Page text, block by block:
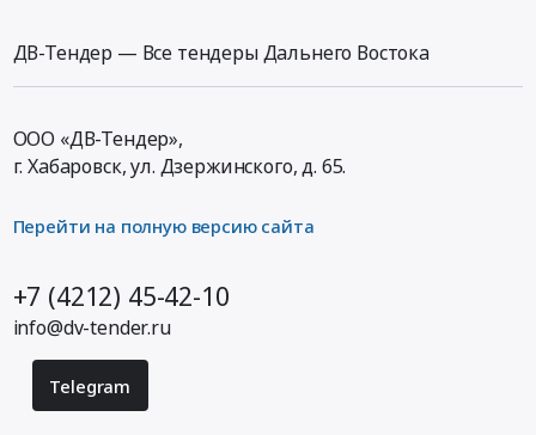
ДВ-Тендер — Все тендеры Дальнего Востока
ООО «ДВ-Тендер»,
г. Хабаровск,ул. Дзержинского, д. 65.
Перейти на полную версию сайта
+7 (4212) 45-42-10
info@dv-tender.ru
Telegram